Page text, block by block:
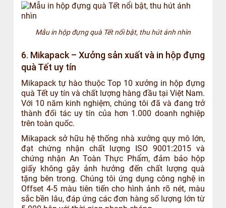
Mẫu in hộp đựng quà Tết nổi bật, thu hút ánh nhìn
6. Mikapack – Xưởng sản xuất và in hộp đựng
quà Tết uy tín
Mikapack tự hào thuộc Top 10 xưởng in hộp đựng
quà Tết uy tín và chất lượng hàng đầu tại Việt Nam.
Với 10 năm kinh nghiệm, chúng tôi đã và đang trở
thành đối tác uy tín của hơn 1.000 doanh nghiệp
trên toàn quốc.
Mikapack sở hữu hệ thống nhà xưởng quy mô lớn,
đạt chứng nhận chất lượng ISO 9001:2015 và
chứng nhận An Toàn Thực Phẩm, đảm bảo hộp
giấy không gây ảnh hưởng đến chất lượng quà
tặng bên trong. Chúng tôi ứng dụng công nghệ in
Offset 4-5 màu tiên tiến cho hình ảnh rõ nét, màu
sắc bền lâu, đáp ứng các đơn hàng số lượng lớn từ